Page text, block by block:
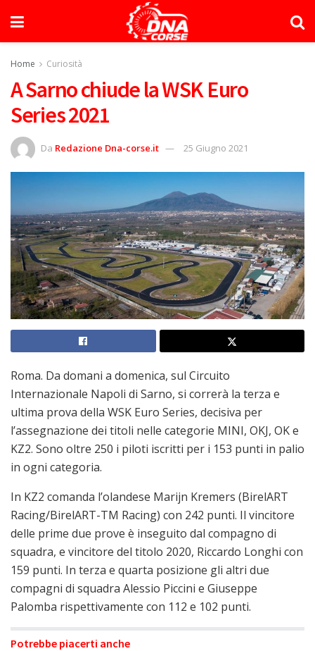
Home Curiosità
A Sarno chiude la WSK Euro
Series 2021
Da Redazione Dna-corse.it 25 Giugno 2021
Roma. Da domani a domenica, sul Circuito
Internazionale Napoli di Sarno, si correrà la terza e
ultima prova della WSK Euro Series, decisiva per
l’assegnazione dei titoli nelle categorie MINI, OKJ, OK e
KZ2. Sono oltre 250 i piloti iscritti per i 153 punti in palio
in ogni categoria.
In KZ2 comanda l’olandese Marijn Kremers (BirelART
Racing/BirelART-TM Racing) con 242 punti. Il vincitore
delle prime due prove è inseguito dal compagno di
squadra, e vincitore del titolo 2020, Riccardo Longhi con
159 punti. In terza e quarta posizione gli altri due
compagni di squadra Alessio Piccini e Giuseppe
Palomba rispettivamente con 112 e 102 punti.
Potrebbe piacerti anche